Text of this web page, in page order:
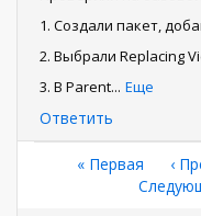
1. Создали пакет,
2. Выбрали Replacing
3. В Parent... Еще
Ответить
Нумерация
страниц
Первая
страница
« Первая ←
‹